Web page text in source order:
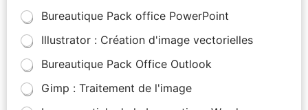
Bureautique Pack office PowerPoint
Illustrator : Création d'image vectorielles
Bureautique Pack Office Outlook
Gimp : Traitement de l'image